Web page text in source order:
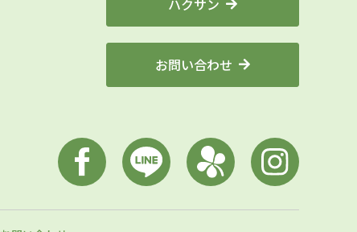
ハクサン
お問い合わせ